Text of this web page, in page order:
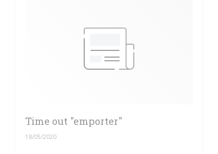
Time out "emporter"
18/05/2020